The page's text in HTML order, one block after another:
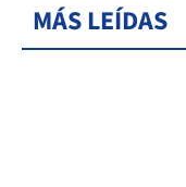
MÁS LEÍDAS